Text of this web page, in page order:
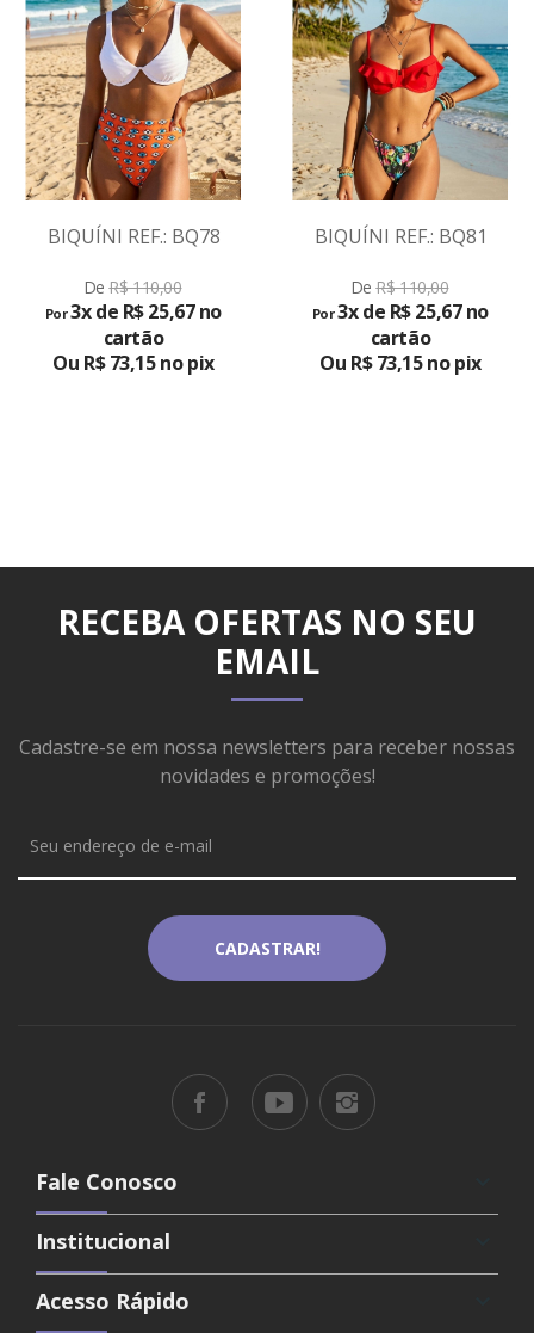
BIQUÍNI REF.: BQ78
DeR$ 110,00
Por3x de R$ 25,67 no
cartão
Ou R$ 73,15 no pix
BIQUÍNI REF.: BQ81
DeR$ 110,00
Por3x de R$ 25,67 no
cartão
Ou R$ 73,15 no pix
RECEBA OFERTAS NO SEU
EMAIL
Cadastre-se em nossa newsletters para receber nossas
novidades e promoções!
Fale Conosco
Institucional
Acesso Rápido